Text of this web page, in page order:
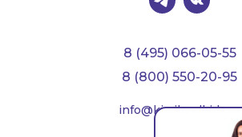
8 (495) 066-05-55
8 (800) 550-20-95
info@kiwilandkids.ru